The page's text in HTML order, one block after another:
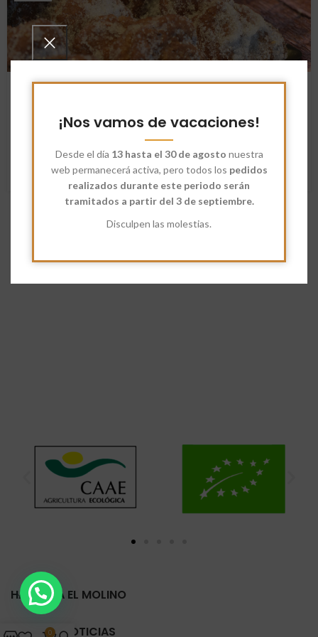
¡Nos vamos de vacaciones!
Desde el día 13 hasta el 30 de agosto nuestra
web permanecerá activa, pero todos los pedidos
realizados durante este periodo serán
tramitados a partir del 3 de septiembre.
Disculpen las molestias.
Bartolomé Méndez
Tabla de Contenidos Introducción Ingrediente...
SEGUIR LEYENDO
HARINERA EL MOLINO
ÚLTIMAS NOTICIAS
0